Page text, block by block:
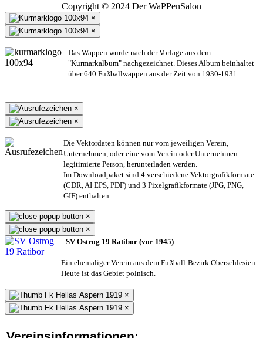
Copyright © 2024 Der WaPPenSalon
×
×
Das Wappen wurde nach der Vorlage aus dem
"Kurmarkalbum" nachgezeichnet. Dieses Album beinhaltet
über 640 Fußballwappen aus der Zeit von 1930-1931.
×
×
Die Vektordaten können nur vom jeweiligen Verein,
Unternehmen, oder eine vom Verein oder Unternehmen
legitimierte Person, herunterladen werden.
Im Downloadpaket sind 4 verschiedene Vektorgrafikformate
(CDR, AI EPS, PDF) und 3 Pixelgrafikformate (JPG, PNG,
GIF) enthalten.
×
×
SV Ostrog 19 Ratibor (vor 1945)
Ein ehemaliger Verein aus dem Fußball-Bezirk Oberschlesien.
Heute ist das Gebiet polnisch.
×
×